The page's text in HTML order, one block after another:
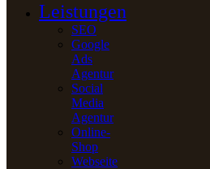
Leistungen
SEO
Google
Ads
Agentur
Social
Media
Agentur
Online-
Shop
Webseite